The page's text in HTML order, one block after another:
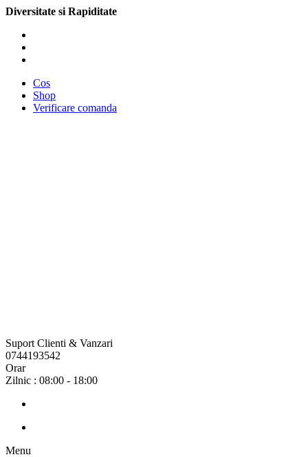
Diversitate si Rapiditate
Cos
Shop
Verificare comanda
Suport Clienti & Vanzari
0744193542
Orar
Zilnic : 08:00 - 18:00
Menu